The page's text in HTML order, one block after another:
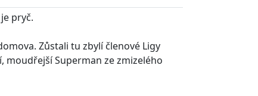
pryč.
Zůstali tu zbylí členové Ligy
moudřejší Superman ze zmizelého